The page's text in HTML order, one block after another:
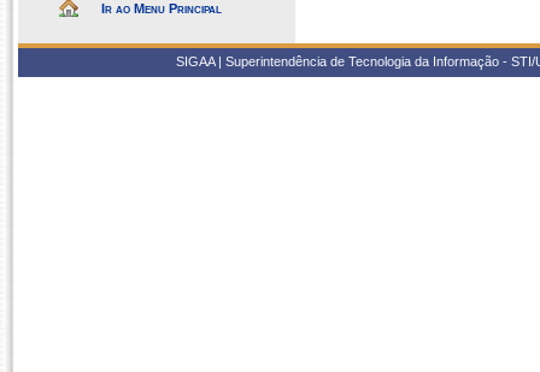
Ir ao Menu Principal
SIGAA | Superintendência de Tecnologia da Informação -